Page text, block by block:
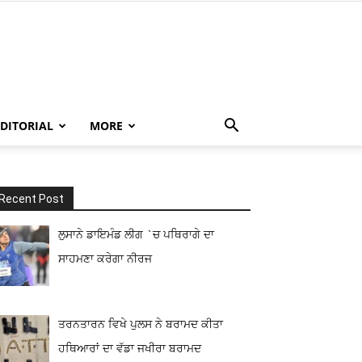
MORE
Recent Post
ਲੁਸਾਨੇ ਡਾਇਮੰਡ ਲੀਗ `ਚ ਪਥਿਰਾਗੇ ਦਾ
ਸਾਹਮਣਾ ਕਰੇਗਾ ਨੀਰਜ
ਤਰਨਤਾਰਨ ਵਿਖੇ ਪੁਲਸ ਨੇ ਬਰਾਮਦ ਕੀਤਾ
ਹਥਿਆਰਾਂ ਦਾ ਵੱਡਾ ਜਖੀਰਾ ਬਰਾਮਦ